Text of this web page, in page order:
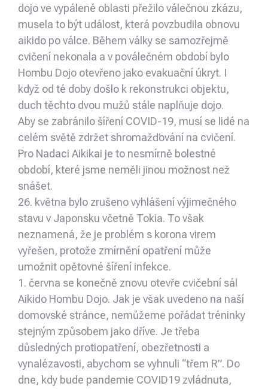
dojo ve vypálené oblasti přežilo válečnou zkázu,
musela to být událost, která povzbudila obnovu
aikido po válce. Během války se samozřejmě
cvičení nekonala a v poválečném období bylo
Hombu Dojo otevřeno jako evakuační úkryt. I
když od té doby došlo k rekonstrukci objektu,
duch těchto dvou mužů stále naplňuje dojo.
Aby se zabránilo šíření COVID-19, musí se lidé na
celém světě zdržet shromažďování na cvičení.
Pro Nadaci Aikikai je to nesmírně bolestné
období, které jsme neměli jinou možnost než
snášet.
26. května bylo zrušeno vyhlášení výjimečného
stavu v Japonsku včetně Tokia. To však
neznamená, že je problém s korona virem
vyřešen, protože zmírnění opatření může
umožnit opětovné šíření infekce.
1. června se konečně znovu otevře cvičební sál
Aikido Hombu Dojo. Jak je však uvedeno na naší
domovské stránce, nemůžeme pořádat tréninky
stejným způsobem jako dříve. Je třeba
důsledných protiopatření, obezřetnosti a
vynalézavosti, abychom se vyhnuli “třem R”. Do
dne, kdy bude pandemie COVID19 zvládnuta,